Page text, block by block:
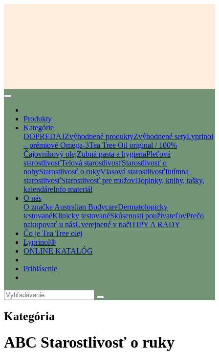
Produkty
Kategórie
DOPREDAJZvýhodnené produktyZvýhodnené setyLyprinol
– prémiové Omega-3Tea Tree Oil original / 100%
Čajovníkový olejZubná pasta a hygienaPleťová
starostlivosťTelová starostlivosťStarostlivosť o
nohyStarostlivosť o rukyVlasová starostlivosťIntímna
starostlivosťStarostlivosť pre mužovDoplnky, knihy, tašky,
kalendáreInfo materiál
O nás
O značke Australian BodycareDermatologicky
testovanéKlinicky testovanéSkúsenosti používateľovPrečo
nakupovať u násUverejnené v tlačiTIPY A RADY
Čo je Tea Tree olej
Lyprinol®
ONLINE KATALÓG
Prihlásenie
Kategória
ABC Starostlivosť o ruky